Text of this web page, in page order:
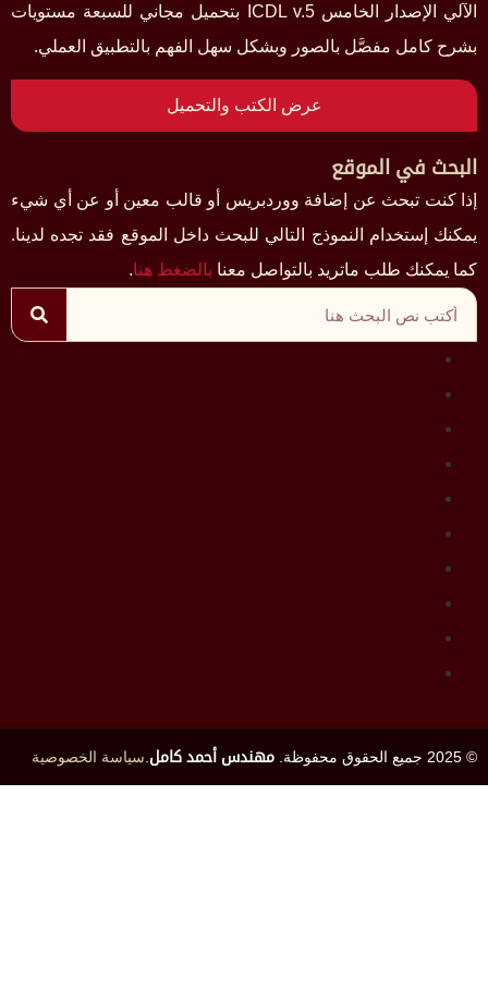
الآلي الإصدار الخامس ICDL v.5 بتحميل مجاني للسبعة مستويات
بشرح كامل مفصَّل بالصور وبشكل سهل الفهم بالتطبيق العملي.
عرض الكتب والتحميل
البحث في الموقع
إذا كنت تبحث عن إضافة ووردبريس أو قالب معين أو عن أي شيء
يمكنك إستخدام النموذج التالي للبحث داخل الموقع فقد تجده لدينا.
كما يمكنك طلب ماتريد بالتواصل معنابالضغط هنا.
© 2025 جميع الحقوق محفوظة. مهندس أحمد كامل. سياسة الخصوصية